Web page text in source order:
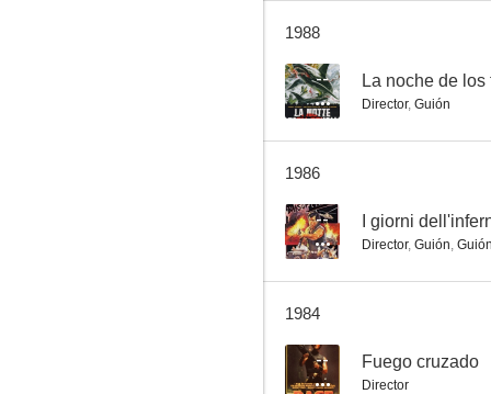
1988
-- La noche de
Director, Guión
1986
-- I giorni
Director, Guión,
1984
-- Fuego cruzado
Director